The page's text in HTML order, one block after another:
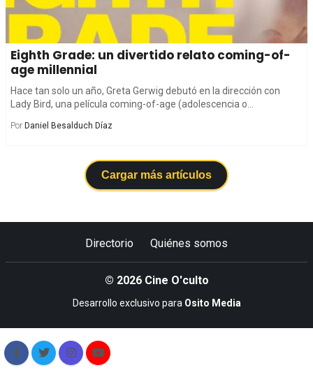
Eighth Grade: un divertido relato coming-of-
age millennial
Hace tan solo un año, Greta Gerwig debutó en la dirección con
Lady Bird, una película coming-of-age (adolescencia o...
Por Daniel Besalduch Díaz
Cargar más artículos
Directorio Quiénes somos
© 2026 Cine O'culto
Desarrollo exclusivo para Osito Media